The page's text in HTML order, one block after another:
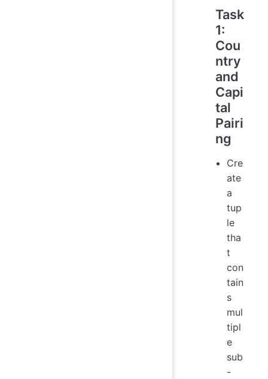
Task
1:
Cou
ntry
and
Capi
tal
Pairi
ng
Cre
ate
a
tup
le
tha
t
con
tain
s
mul
tipl
e
sub
-